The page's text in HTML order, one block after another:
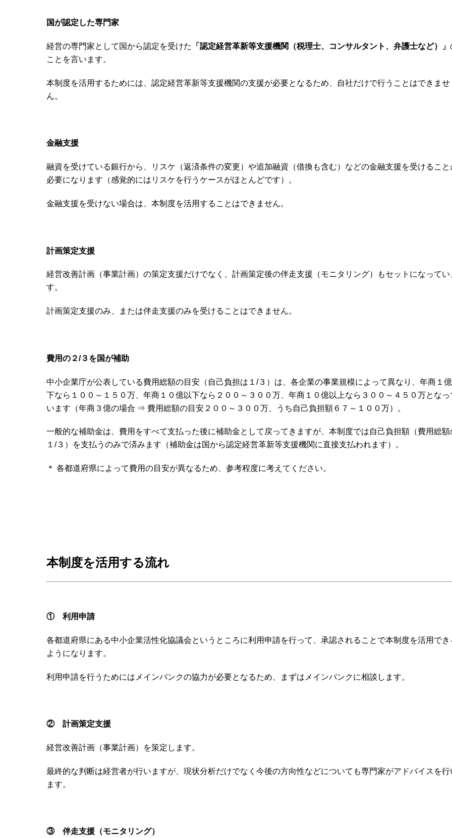
国が認定した専門家
経営の専門家として国から認定を受けた 「認定経営革新等支援機関（税理士、コンサルタント、弁護士など）」
ことを言います。
本制度を活用するためには、認定経営革新等支援機関の支援が必要となるため、自社だけで行うことはできませ
ん。
金融支援
融資を受けている銀行から、リスケ（返済条件の変更）や追加融資（借換も含む）などの金融支援を受けること
必要になります（感覚的にはリスケを行うケースがほとんどです）。
金融支援を受けない場合は、本制度を活用することはできません。
計画策定支援
経営改善計画（事業計画）の策定支援だけでなく、計画策定後の伴走支援（モニタリング）もセットになってい
す。
計画策定支援のみ、または伴走支援のみを受けることはできません。
費用の２/３を国が補助
中小企業庁が公表している費用総額の目安（自己負担は１/３）は、各企業の事業規模によって異なり、年商１
下なら１００～１５０万、年商１０億以下なら２００～３００万、年商１０億以上なら３００～４５０万となっ
います（年商３億の場合 ⇒ 費用総額の目安２００～３００万、うち自己負担額６７～１００万）。
一般的な補助金は、費用をすべて支払った後に補助金として戻ってきますが、本制度では自己負担額（費用総額
１/３）を支払うのみで済みます（補助金は国から認定経営革新等支援機関に直接支払われます）。
＊ 各都道府県によって費用の目安が異なるため、参考程度に考えてください。
本制度を活用する流れ
① 利用申請
各都道府県にある中小企業活性化協議会というところに利用申請を行って、承認されることで本制度を活用でき
ようになります。
利用申請を行うためにはメインバンクの協力が必要となるため、まずはメインバンクに相談します。
② 計画策定支援
経営改善計画（事業計画）を策定します。
最終的な判断は経営者が行いますが、現状分析だけでなく今後の方向性などについても専門家がアドバイスを行
ます。
③ 伴走支援（モニタリング）